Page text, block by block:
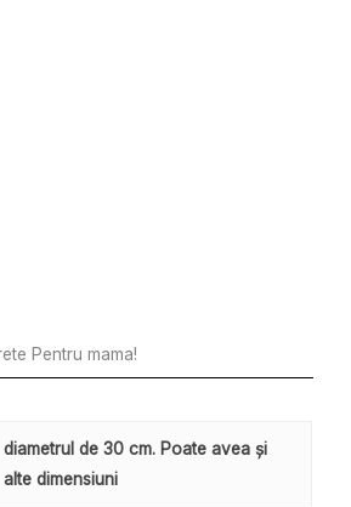
Pentru mama!
diametrul de 30 cm. Poate avea și
alte dimensiuni